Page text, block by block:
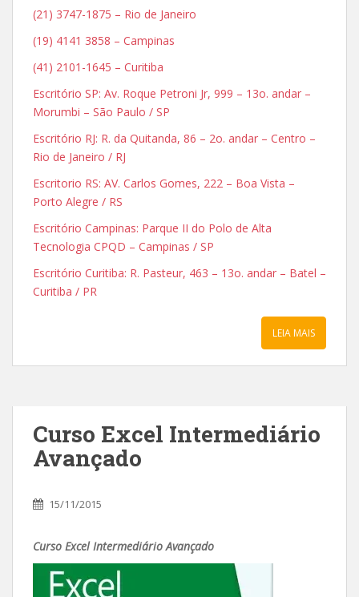
(21) 3747-1875 – Rio de Janeiro
(19) 4141 3858 – Campinas
(41) 2101-1645 – Curitiba
Escritório SP: Av. Roque Petroni Jr, 999 – 13o. andar –
Morumbi – São Paulo / SP
Escritório RJ: R. da Quitanda, 86 – 2o. andar – Centro –
Rio de Janeiro / RJ
Escritorio RS: AV. Carlos Gomes, 222 – Boa Vista –
Porto Alegre / RS
Escritório Campinas: Parque II do Polo de Alta
Tecnologia CPQD – Campinas / SP
Escritório Curitiba: R. Pasteur, 463 – 13o. andar – Batel –
Curitiba / PR
LEIA MAIS
Curso Excel Intermediário
Avançado
15/11/2015
Curso Excel Intermediário Avançado